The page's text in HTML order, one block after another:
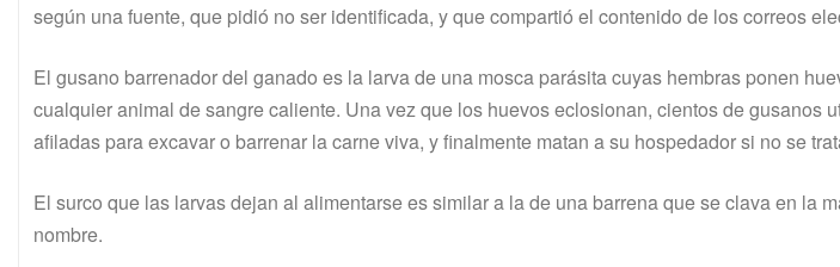
según una fuente, que pidió no ser identificada, y que compartió el contenido de los correos
El gusano barrenador del ganado es la larva de una mosca parásita cuyas hembras ponen
cualquier animal de sangre caliente. Una vez que los huevos eclosionan, cientos de gusanos
afiladas para excavar o barrenar la carne viva, y finalmente matan a su hospedador si no se
El surco que las larvas dejan al alimentarse es similar a la de una barrena que se clava en la
nombre.